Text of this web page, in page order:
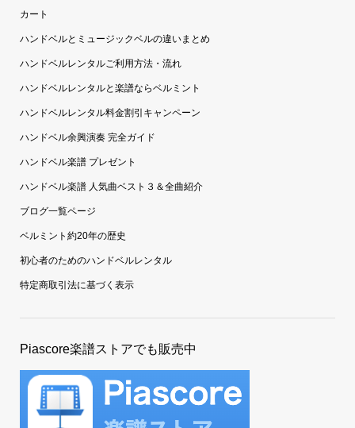
カート
ハンドベルとミュージックベルの違いまとめ
ハンドベルレンタルご利用方法・流れ
ハンドベルレンタルと楽譜ならベルミント
ハンドベルレンタル料金割引キャンペーン
ハンドベル余興演奏 完全ガイド
ハンドベル楽譜 プレゼント
ハンドベル楽譜 人気曲ベスト３＆全曲紹介
ブログ一覧ページ
ベルミント約20年の歴史
初心者のためのハンドベルレンタル
特定商取引法に基づく表示
Piascore楽譜ストアでも販売中